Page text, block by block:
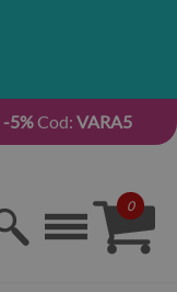
-5%Cod: VARA5
0